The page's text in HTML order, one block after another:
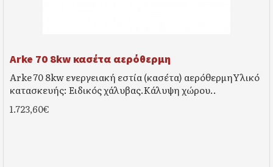
Arke 70 8kw κασέτα αερόθερμη
Arke 70 8kw ενεργειακή εστία (κασέτα) αερόθερμηΥλικό
κατασκευής: Ειδικός χάλυβας.Κάλυψη χώρου..
1.723,60€